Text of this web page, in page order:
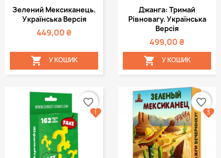
Зелений Мексиканець.
Українська Версія
449,00 ₴
 У КОШИК
Джанга: Тримай
Рівновагу. Українська
Версія
499,00 ₴
 У КОШИК
favorite_border
1
favorite_border
3